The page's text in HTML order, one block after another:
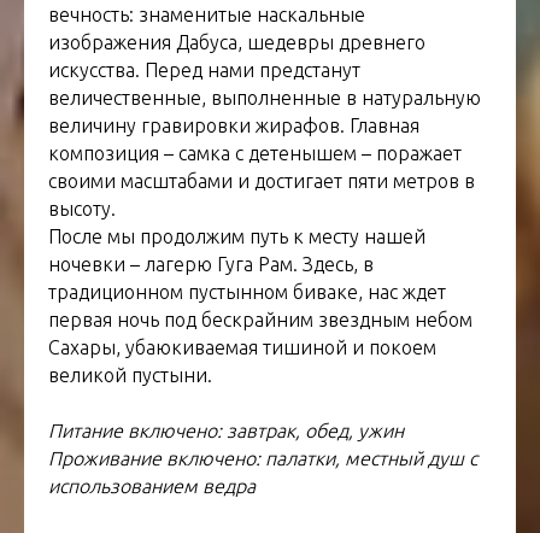
вечность: знаменитые наскальные
изображения Дабуса, шедевры древнего
искусства. Перед нами предстанут
величественные, выполненные в натуральную
величину гравировки жирафов. Главная
композиция – самка с детенышем – поражает
своими масштабами и достигает пяти метров в
высоту.
После мы продолжим путь к месту нашей
ночевки – лагерю Гуга Рам. Здесь, в
традиционном пустынном биваке, нас ждет
первая ночь под бескрайним звездным небом
Сахары, убаюкиваемая тишиной и покоем
великой пустыни.
Питание включено: завтрак, обед, ужин
Проживание включено: палатки, местный душ с
использованием ведра